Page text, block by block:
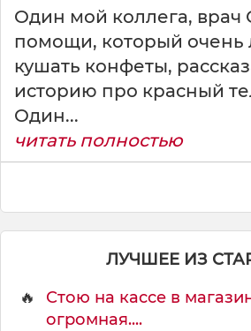
СКАЧАТЬ
Один мой коллега, врач
помощи, который очень
кушать конфеты,
историю про красный
Один...
читать полностью
ЛУЧШЕЕ ИЗ
🔥
Стою на кассе в
огромная....